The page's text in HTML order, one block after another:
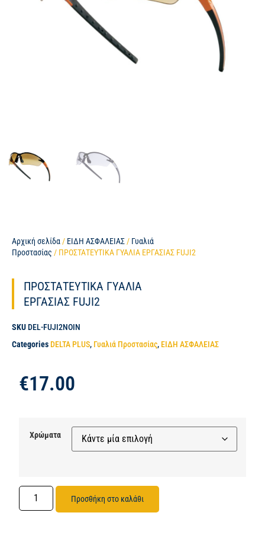
Αρχική σελίδα / ΕΙΔΗ ΑΣΦΑΛΕΙΑΣ / Γυαλιά
Προστασίας / ΠΡΟΣΤΑΤΕΥΤΙΚΑ ΓΥΑΛΙΑ ΕΡΓΑΣΙΑΣ FUJI2
ΠΡΟΣΤΑΤΕΥΤΙΚΑ ΓΥΑΛΙΑ
ΕΡΓΑΣΙΑΣ FUJI2
SKU DEL-FUJI2NOIN
Categories DELTA PLUS, Γυαλιά Προστασίας, ΕΙΔΗ ΑΣΦΑΛΕΙΑΣ
€17.00
Χρώματα
Προσθήκη στο καλάθι